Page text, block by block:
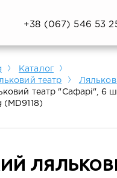
все
все
все
+38 (067) 546 53
Каталог
театр
театр "Сафарі", 6
(MD9118)